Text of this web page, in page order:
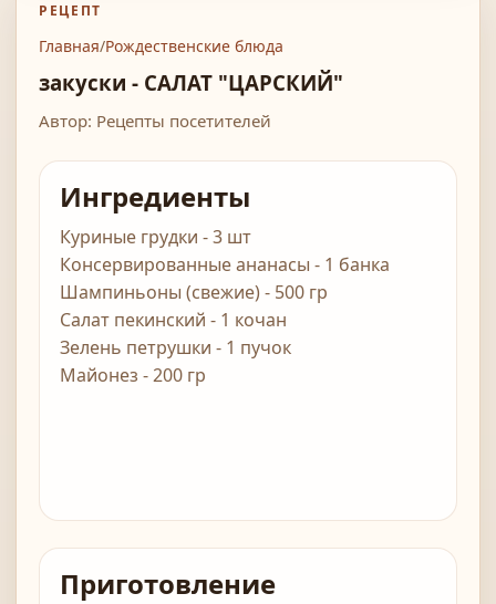
РЕЦЕПТ
Главная/Рождественские блюда
закуски - САЛАТ "ЦАРСКИЙ"
Автор: Рецепты посетителей
Ингредиенты
Куриные грудки - 3 шт
Консервированные ананасы - 1 банка
Шампиньоны (свежие) - 500 гр
Салат пекинский - 1 кочан
Зелень петрушки - 1 пучок
Майонез - 200 гр
Приготовление